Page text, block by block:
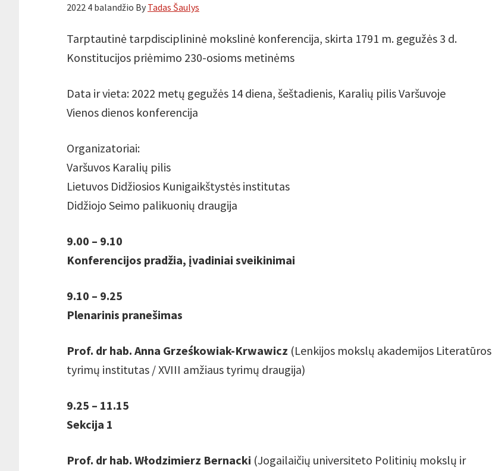
2022 4 balandžio By Tadas Šaulys
Tarptautinė tarpdisciplininė mokslinė konferencija, skirta 1791 m. gegužės 3 d.
Konstitucijos priėmimo 230-osioms metinėms
Data ir vieta: 2022 metų gegužės 14 diena, šeštadienis, Karalių pilis Varšuvoje
Vienos dienos konferencija
Organizatoriai:
Varšuvos Karalių pilis
Lietuvos Didžiosios Kunigaikštystės institutas
Didžiojo Seimo palikuonių draugija
9.00 – 9.10
Konferencijos pradžia, įvadiniai sveikinimai
9.10 – 9.25
Plenarinis pranešimas
Prof. dr hab. Anna Grześkowiak-Krwawicz (Lenkijos mokslų akademijos Literatūros
tyrimų institutas / XVIII amžiaus tyrimų draugija)
9.25 – 11.15
Sekcija 1
Prof. dr hab. Włodzimierz Bernacki (Jogailaičių universiteto Politinių mokslų ir